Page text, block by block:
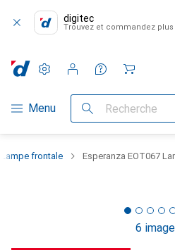
digitec
Trouvez et commandez plus
Navigation par catégorie
Menu Recherche
Paramètres
Compte client
Listes de comparaison
Listes d'envies
Panier
Lampe frontale Esperanza EOT067
6